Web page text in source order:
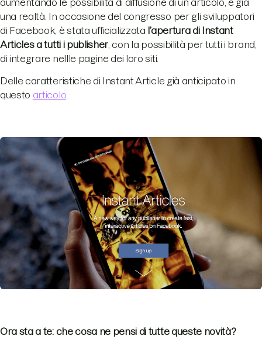
aumentando le possibilità di diffusione di un articolo, è già
una realtà. In occasione del congresso per gli sviluppatori
di Facebook, è stata ufficializzata l’apertura di Instant
Articles a tutti i publisher , con la possibilità per tutti i brand,
di integrare nellle pagine dei loro siti.
Delle caratteristiche di Instant Article già anticipato in
questo articolo
Ora sta a te: che cosa ne pensi di tutte queste novità?